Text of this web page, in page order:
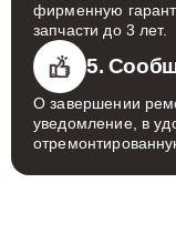
фирменную
запчасти до 3 лет.
5.
О завершении
уведомление, в